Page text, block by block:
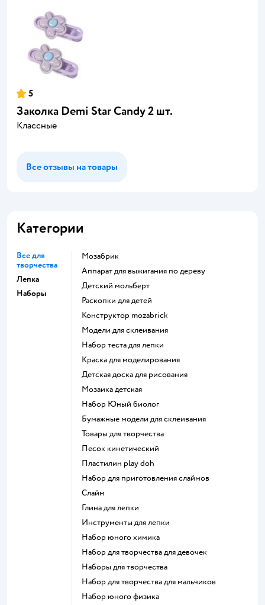
5
Заколка Demi Star Candy 2 шт.
Классные
Все отзывы на товары
Категории
Все для
творчества
Лепка
Наборы
Мозабрик
Аппарат для выжигания по дереву
Детский мольберт
Раскопки для детей
Конструктор mozabrick
Модели для склеивания
Набор теста для лепки
Краска для моделирования
Детская доска для рисования
Мозаика детская
набор Юный биолог
Бумажные модели для склеивания
Товары для творчества
Песок кинетический
Пластилин play doh
Набор для приготовления слаймов
Слайм
Глина для лепки
Инструменты для лепки
Набор юного химика
Набор для творчества для девочек
Наборы для творчества
Набор для творчества для мальчиков
Набор юного физика